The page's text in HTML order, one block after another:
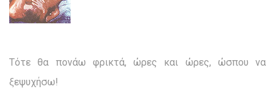
Τότε θα πονάω φρικτά, ώρες και ώρες, ώσπου να
ξεψυχήσω!